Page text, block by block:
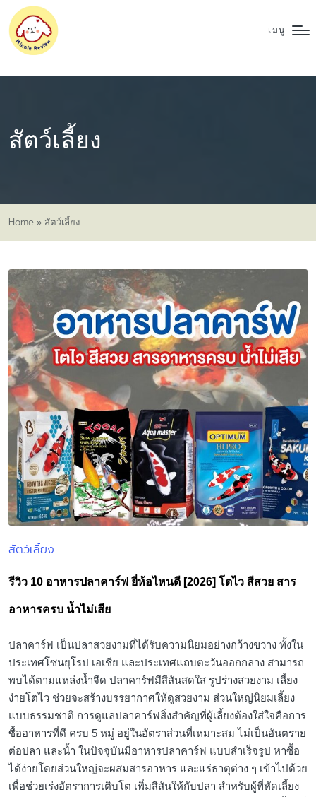
เมนู
สัตว์เลี้ยง
Home » สัตว์เลี้ยง
Posted
สัตว์เลี้ยง
รีวิว 10 อาหารปลาคาร์ฟ ยี่ห้อไหนดี [2026] โตไว สีสวย สาร
อาหารครบ น้ำไม่เสีย
ปลาคาร์ฟ เป็นปลาสวยงามที่ได้รับความนิยมอย่างกว้างขวาง ทั้งใน
ประเทศโซนยุโรป เอเชีย และประเทศแถบตะวันออกกลาง สามารถ
พบได้ตามแหล่งน้ำจืด ปลาคาร์ฟมีสีสันสดใส รูปร่างสวยงาม เลี้ยง
ง่ายโตไว ช่วยจะสร้างบรรยากาศให้ดูสวยงาม ส่วนใหญ่นิยมเลี้ยง
แบบธรรมชาติ การดูแลปลาคาร์ฟสิ่งสำคัญที่ผู้เลี้ยงต้องใส่ใจคือการ
ซื้ออาหารที่ดี ครบ 5 หมู่ อยู่ในอัตราส่วนที่เหมาะสม ไม่เป็นอันตราย
ต่อปลา และน้ำ ในปัจจุบันมีอาหารปลาคาร์ฟ แบบสำเร็จรูป หาซื้อ
ได้ง่ายโดยส่วนใหญ่จะผสมสารอาหาร และแร่ธาตุต่าง ๆ เข้าไปด้วย
เพื่อช่วยเร่งอัตราการเติบโต เพิ่มสีสันให้กับปลา สำหรับผู้ที่หัดเลี้ยง